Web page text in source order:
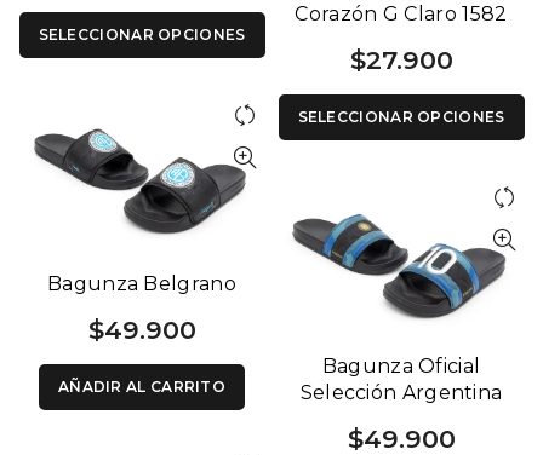
Corazón G Claro 1582
$27.900
SELECCIONAR OPCIONES
SELECCIONAR OPCIONES
Bagunza Belgrano
$49.900
AÑADIR AL CARRITO
Bagunza Oficial
Selección Argentina
$49.900